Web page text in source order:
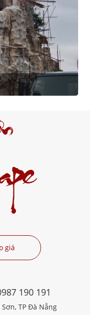
giá
190 191
TP Đà Nẵng